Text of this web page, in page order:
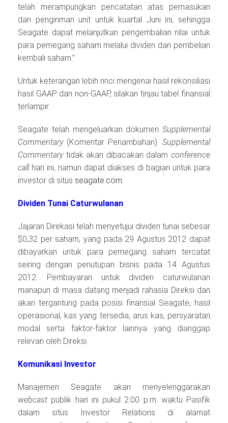
telah merampungkan pencatatan atas pemasukan
dan pengiriman unit untuk kuartal Juni ini, sehingga
Seagate dapat melanjutkan pengembalian nilai untuk
para pemegang saham melalui dividen dan pembelian
kembali saham.”
Untuk keterangan lebih rinci mengenai hasil rekonsiliasi
hasil GAAP dan non-GAAP, silakan tinjau tabel finansial
terlampir.
Seagate telah mengeluarkan dokumen Supplemental
Commentary(Komentar Penambahan). Supplemental
Commentarytidak akan dibacakan dalam conference
call hari ini, namun dapat diakses di bagian untuk para
investor di situs seagate.com.
Dividen Tunai Caturwulanan
Jajaran Direkasi telah menyetujui dividen tunai sebesar
$0,32 per saham, yang pada 29 Agustus 2012 dapat
dibayarkan untuk para pemegang saham tercatat
seiring dengan penutupan bisnis pada 14 Agustus
2012. Pembayaran untuk dividen caturwulanan
manapun di masa datang menjadi rahasia Direksi dan
akan tergantung pada posisi finansial Seagate, hasil
operasional, kas yang tersedia, arus kas, persyaratan
modal serta faktor-faktor lainnya yang dianggap
relevan oleh Direksi.
Komunikasi Investor
Manajemen Seagate akan menyelenggarakan
webcast publik hari ini pukul 2:00 p.m. waktu Pasifik
dalam situs Investor Relations di alamat